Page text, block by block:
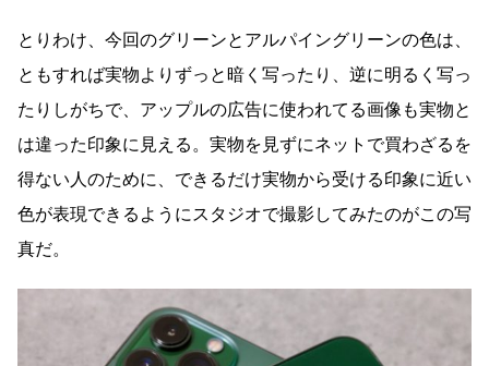
とりわけ、今回のグリーンとアルパイングリーンの色は、
ともすれば実物よりずっと暗く写ったり、逆に明るく写っ
たりしがちで、アップルの広告に使われてる画像も実物と
は違った印象に見える。実物を見ずにネットで買わざるを
得ない人のために、できるだけ実物から受ける印象に近い
色が表現できるようにスタジオで撮影してみたのがこの写
真だ。